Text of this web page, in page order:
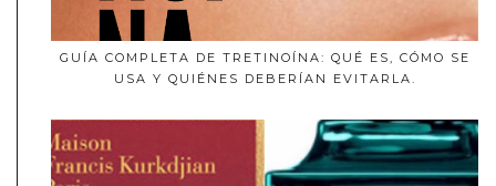
GUÍA COMPLETA DE TRETINOÍNA: QUÉ ES, CÓMO SE
USA Y QUIÉNES DEBERÍAN EVITARLA.